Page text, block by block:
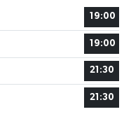
19:00
19:00
21:30
21:30